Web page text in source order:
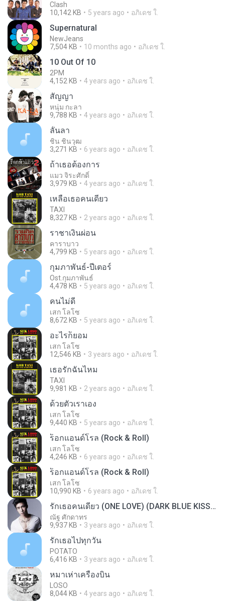
Clash
10,142 KB
5 years ago อภิเดช ใ.
Supernatural
NewJeans
7,504 KB
10 months ago อภิเดช ใ.
10 Out Of 10
2PM
4,152 KB
4 years ago อภิเดช ใ.
สัญญา
หนุ่ม กะลา
9,788 KB
4 years ago อภิเดช ใ.
ลั้นลา
ชิน ชินวุฒ
3,271 KB
6 years ago อภิเดช ใ.
ถ้าเธอต้องการ
แมว จิระศักดิ์
3,979 KB
4 years ago อภิเดช ใ.
เหลือเธอคนเดียว
TAXI
8,327 KB
2 years ago อภิเดช ใ.
ราชาเงินผ่อน
คาราบาว
4,799 KB
5 years ago อภิเดช ใ.
กุมภาพันธ์-ปีเตอร์
Ost.กุมภาพันธ์
4,478 KB
5 years ago อภิเดช ใ.
คนไม่ดี
เสก โลโซ
8,672 KB
5 years ago อภิเดช ใ.
อะไรก็ยอม
เสก โลโซ
12,546 KB
3 years ago อภิเดช ใ.
เธอรักฉันไหม
TAXI
9,981 KB
2 years ago อภิเดช ใ.
ด้วยตัวเราเอง
เสก โลโซ
9,440 KB
5 years ago อภิเดช ใ.
ร็อกแอนด์โรล (Rock & Roll)
เสก โลโซ
4,246 KB
6 years ago อภิเดช ใ.
ร็อกแอนด์โรล (Rock & Roll)
เสก โลโซ
10,990 KB
6 years ago อภิเดช ใ.
รักเธอคนเดียว (ONE LOVE) (DARK BLUE KISS จูบสุดท้ายเพื่อนายคนเดียว OST)
ณัฐ ศักดาทร
9,937 KB
3 years ago อภิเดช ใ.
รักเธอไปทุกวัน
POTATO
6,416 KB
3 years ago อภิเดช ใ.
หมาเห่าเครื่องบิน
LOSO
8,044 KB
4 years ago อภิเดช ใ.